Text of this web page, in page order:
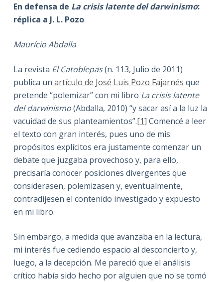
En defensa de La crisis latente del darwinismo:
réplica a J. L. Pozo
Maurício Abdalla
La revista El Catoblepas(n. 113, Julio de 2011)
publica un artículo de José Luis Pozo Fajarnés que
pretende “polemizar” con mi libro La crisis latente
del darwinismo(Abdalla, 2010) “y sacar así a la luz la
vacuidad de sus planteamientos”.[1] Comencé a leer
el texto con gran interés, pues uno de mis
propósitos explícitos era justamente comenzar un
debate que juzgaba provechoso y, para ello,
precisaría conocer posiciones divergentes que
considerasen, polemizasen y, eventualmente,
contradijesen el contenido investigado y expuesto
en mi libro.
Sin embargo, a medida que avanzaba en la lectura,
mi interés fue cediendo espacio al desconcierto y,
luego, a la decepción. Me pareció que el análisis
crítico había sido hecho por alguien que no se tomó